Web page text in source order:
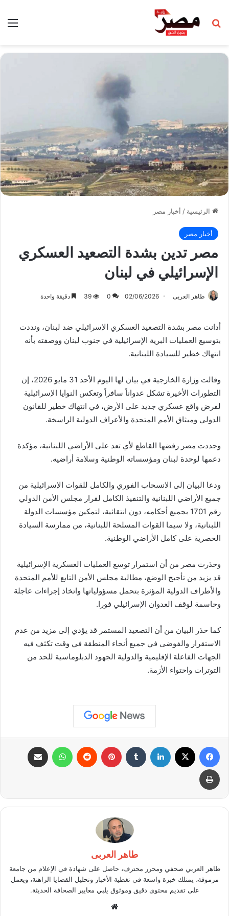
بحث عن
الرئيسية / أخبار مصر
أخبار مصر
مصر تدين بشدة التصعيد العسكري
الإسرائيلي في لبنان
طاهر العربى 02/06/2026
0
39 دقيقة واحدة
أدانت مصر بشدة التصعيد العسكري الإسرائيلي ضد لبنان، ونددت
بتوسيع العمليات البرية الإسرائيلية في جنوب لبنان ووصفته بأنه
انتهاك خطير للسيادة اللبنانية.
وقالت وزارة الخارجية في بيان لها اليوم الأحد 31 مايو 2026، إن
التطورات الأخيرة تشكل عدواناً سافراً وتعكس النوايا الإسرائيلية
لفرض واقع عسكري جديد على الأرض، في انتهاك خطير للقانون
الدولي وميثاق الأمم المتحدة والأعراف الدولية الراسخة.
وجددت مصر رفضها القاطع لأي تعد على الأراضي اللبنانية، مؤكدة
دعمها لوحدة لبنان ومؤسساته الوطنية وسلامة أراضيه.
ودعا البيان إلى الانسحاب الفوري والكامل للقوات الإسرائيلية من
جميع الأراضي اللبنانية والتنفيذ الكامل لقرار مجلس الأمن الدولي
رقم 1701 بجميع أحكامه، دون انتقائية، لتمكين مؤسسات الدولة
اللبنانية، ولا سيما القوات المسلحة اللبنانية، من ممارسة السيادة
الحصرية على كامل الأراضي الوطنية.
وحذرت مصر من أن استمرار توسع العمليات العسكرية الإسرائيلية
قد يزيد من تأجيج الوضع، مطالبة مجلس الأمن التابع للأمم المتحدة
والأطراف الدولية المؤثرة بتحمل مسؤولياتها واتخاذ إجراءات عاجلة
وحاسمة لوقف العدوان الإسرائيلي فورا.
كما حذر البيان من أن التصعيد المستمر قد يؤدي إلى مزيد من عدم
الاستقرار والفوضى في جميع أنحاء المنطقة في وقت تكثف فيه
الجهات الفاعلة الإقليمية والدولية الجهود الدبلوماسية للحد من
التوترات واحتواء الأزمة.
فيسبوك لينكدإن بينتيريست واتساب
طباعة
طاهر العربى
طاهر العربي صحفي ومحرر محترف، حاصل على شهادة في الإعلام من جامعة
مرموقة، يمتلك خبرة واسعة في تغطية الأخبار وتحليل القضايا الراهنة، ويعمل
على تقديم محتوى دقيق وموثوق يلبي معايير الصحافة الحديثة.